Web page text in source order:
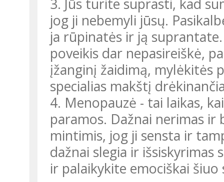
3. Jūs turite suprasti, kad
jog ji nebemyli jūsų.
ja rūpinatės ir ją
poveikis dar nepasireiškė,
įžanginį žaidimą, mylėkitės
specialias makštį
4. Menopauzė - tai laikas,
paramos. Dažnai nerimas
mintimis, jog ji sensta ir
dažnai slegia ir išsiskyrimas
ir palaikykite emociškai